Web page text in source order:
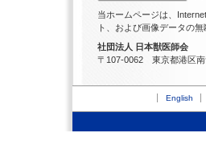
当ホームページは、
ト、および画像データの無
社団法人 日本獣医師会
〒107-0062 東京都港区
English